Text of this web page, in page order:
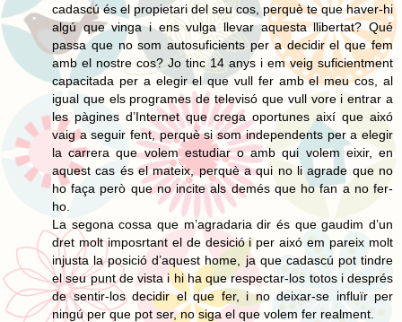
cadascú és el propietari del seu cos, perquè te que haver-hi
algú que vinga i ens vulga llevar aquesta llibertat? Qué
passa que no som autosuficients per a decidir el que fem
amb el nostre cos? Jo tinc 14 anys i em veig suficientment
capacitada per a elegir el que vull fer amb el meu cos, al
igual que els programes de televisó que vull vore i entrar a
les pàgines d’Internet que crega oportunes així que aixó
vaig a seguir fent, perquè si som independents per a elegir
la carrera que volem estudiar o amb qui volem eixir, en
aquest cas és el mateix, perquè a qui no li agrade que no
ho faça però que no incite als demés que ho fan a no fer-
ho.
La segona cossa que m’agradaria dir és que gaudim d’un
dret molt imposrtant el de desició i per aixó em pareix molt
injusta la posició d’aquest home, ja que cadascú pot tindre
el seu punt de vista i hi ha que respectar-los totos i després
de sentir-los decidir el que fer, i no deixar-se influïr per
ningú per que pot ser, no siga el que volem fer realment.